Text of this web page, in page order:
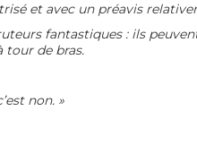
et avec un préavis
fantastiques : ils
tour de bras.
non. »